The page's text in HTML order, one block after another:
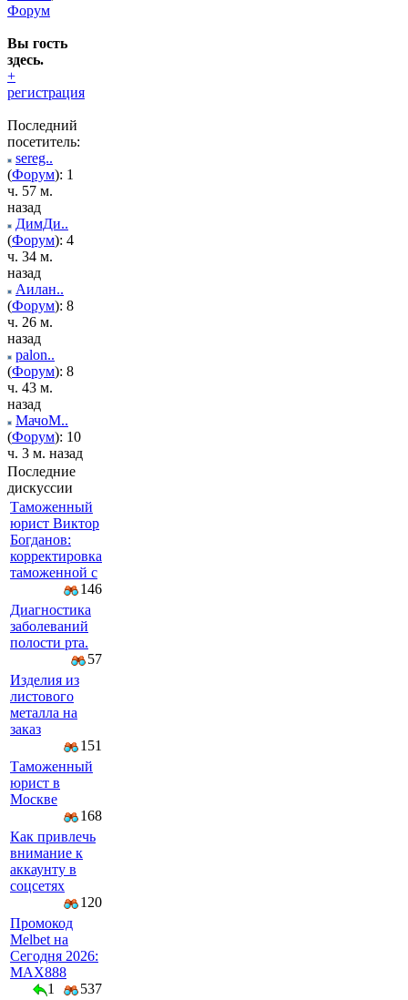
Форум
Вы гость
здесь.
+
регистрация
Последний
посетитель:
sereg..
(Форум): 1
ч. 57 м.
назад
ДимДи..
(Форум): 4
ч. 34 м.
назад
Аилан..
(Форум): 8
ч. 26 м.
назад
palon..
(Форум): 8
ч. 43 м.
назад
МачоМ..
(Форум): 10
ч. 3 м. назад
Последние
дискуссии
Таможенный
юрист Виктор
Богданов:
корректировка
таможенной с
146
Диагностика
заболеваний
полости рта.
57
Изделия из
листового
металла на
заказ
151
Таможенный
юрист в
Москве
168
Как привлечь
внимание к
аккаунту в
соцсетях
120
Промокод
Melbet на
Сегодня 2026:
MAX888
1
537